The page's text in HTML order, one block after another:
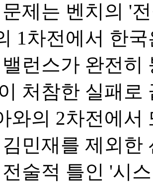
제는 벤치의 '
1차전에서 한
런스가 완전히
처참한 실패로
와의 2차전에서
민재를 제외한
술적 틀인 '시